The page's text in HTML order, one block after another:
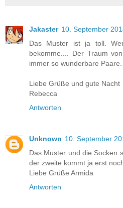
Jakaster 10. September
Das Muster ist ja toll.
bekomme.... Der Traum
immer so wunderbare Paare.
Liebe Grüße und gute Nacht
Rebecca
Antworten
Unknown 10. September
Das Muster und die Socken
der zweite kommt ja erst
Liebe Grüße Armida
Antworten